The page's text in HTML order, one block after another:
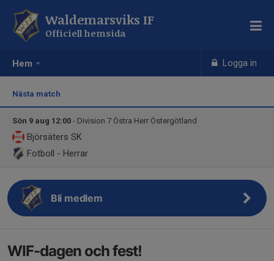
Hem Logga in
Waldemarsviks IF
Officiell hemsida
Nästa match
Sön 9 aug 12:00 - Division 7 Östra Herr Östergötland
Björsäters SK
Fotboll - Herrar
Bli medlem
WIF-dagen och fest!